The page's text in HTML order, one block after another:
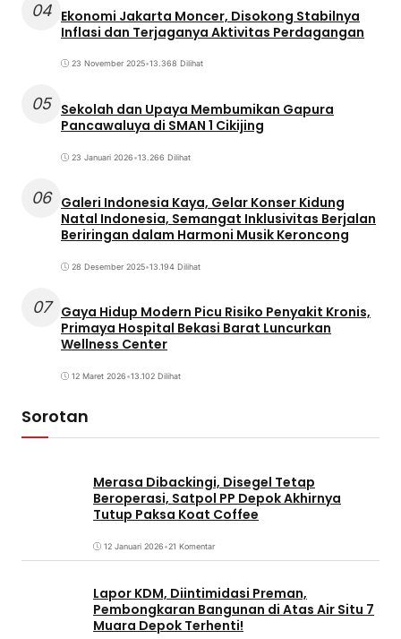
04 Ekonomi Jakarta Moncer, Disokong Stabilnya
Inflasi dan Terjaganya Aktivitas Perdagangan
23 November 2025•13.368 Dilihat
05 Sekolah dan Upaya Membumikan Gapura
Pancawaluya di SMAN 1 Cikijing
23 Januari 2026•13.266 Dilihat
06 Galeri Indonesia Kaya, Gelar Konser Kidung
Natal Indonesia, Semangat Inklusivitas Berjalan
Beriringan dalam Harmoni Musik Keroncong
28 Desember 2025•13.194 Dilihat
07
Gaya Hidup Modern Picu Risiko Penyakit Kronis,
Primaya Hospital Bekasi Barat Luncurkan
Wellness Center
12 Maret 2026•13.102 Dilihat
Sorotan
Merasa Dibackingi, Disegel Tetap
Beroperasi, Satpol PP Depok Akhirnya
Tutup Paksa Koat Coffee
12 Januari 2026•21 Komentar
Lapor KDM, Diintimidasi Preman,
Pembongkaran Bangunan di Atas Air Situ 7
Muara Depok Terhenti!